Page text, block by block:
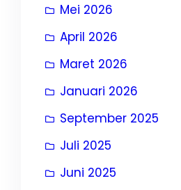
Mei 2026
April 2026
Maret 2026
Januari 2026
September 2025
Juli 2025
Juni 2025